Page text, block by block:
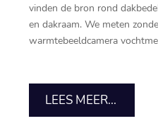
vinden de bron rond
en dakraam.​ We meten
warmtebeeldcamera
LEES MEER...